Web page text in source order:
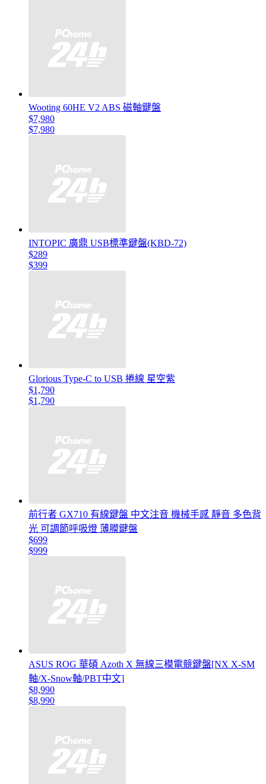
Wooting 60HE V2 ABS 磁軸鍵盤
$7,980
$7,980
INTOPIC 廣鼎 USB標準鍵盤(KBD-72)
$289
$399
Glorious Type-C to USB 捲線 星空紫
$1,790
$1,790
前行者 GX710 有線鍵盤 中文注音 機械手感 靜音 多色背
光 可調節呼吸燈 薄膜鍵盤
$699
$999
ASUS ROG 華碩 Azoth X 無線三模電競鍵盤[NX X-SM
軸/X-Snow軸/PBT中文]
$8,990
$8,990